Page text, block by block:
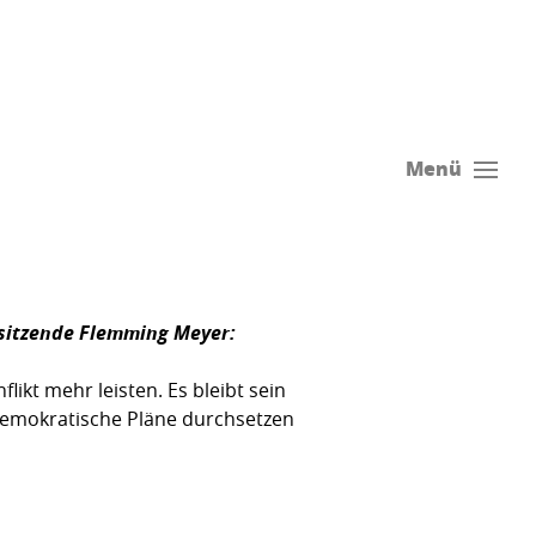
Menü
Flemming Meyer:
mehr leisten. Es bleibt sein
Pläne durchsetzen